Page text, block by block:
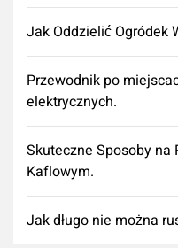
Jak Oddzielić Ogródek
Przewodnik po
elektrycznych.
Skuteczne Sposoby na
Kaflowym.
Jak długo nie można